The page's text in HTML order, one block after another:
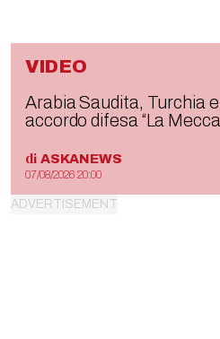
VIDEO
Arabia Saudita, Turchia
accordo difesa “La
di ASKANEWS
07/08/2026 20:00